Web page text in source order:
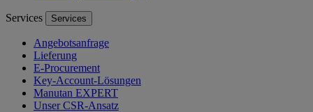
Services Services
Angebotsanfrage
Lieferung
E-Procurement
Key-Account-Lösungen
Manutan EXPERT
Unser CSR-Ansatz